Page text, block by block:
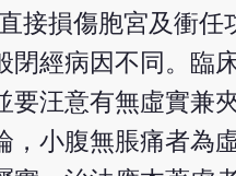
接損傷胞宮及衝任
閉經病因不同。臨
要汪意有無虛實兼
，小腹無脹痛者為